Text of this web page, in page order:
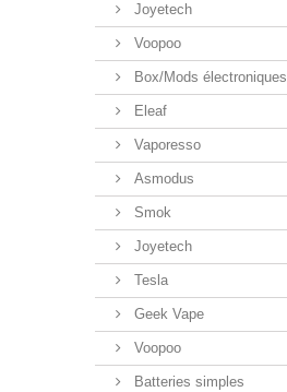
Joyetech
Voopoo
Box/Mods électroniques
Eleaf
Vaporesso
Asmodus
Smok
Joyetech
Tesla
Geek Vape
Voopoo
Batteries simples